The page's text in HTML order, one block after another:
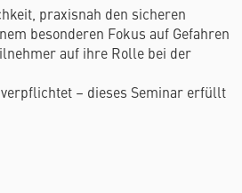
praxisnah den sicheren
besonderen Fokus auf Gefahren
auf ihre Rolle bei der
– dieses Seminar erfüllt